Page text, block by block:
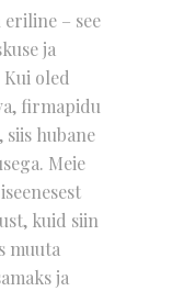
– see
ja
Kui oled
firmapidu
hubane
Meie
kuid siin
muuta
ja